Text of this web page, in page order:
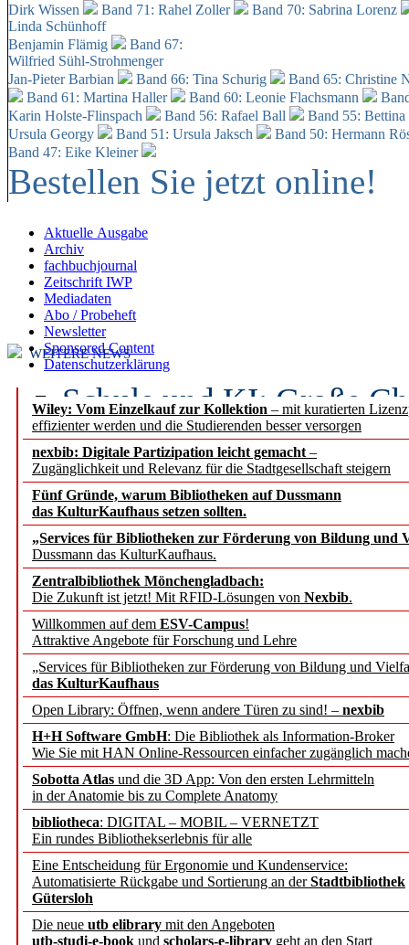
Dirk Wissen
Band 71: Rahel Zoller
Band 70: Sabrina Lorenz
Linda Schünhoff
Benjamin Flämig
Band 67:
Wilfried Sühl-Strohmenger
Jan-Pieter Barbian
Band 66: Tina Schurig
Band 65: Christine
Band 61: Martina Haller
Band 60: Leonie Flachsmann
Karin Holste-Flinspach
Band 56: Rafael Ball
Band 55:
Ursula Georgy
Band 51: Ursula Jaksch Band 50: Hermann
Band 47: Eike Kleiner
Bestellen Sie jetzt online!
Aktuelle Ausgabe
Archiv
fachbuchjournal
Zeitschrift IWP
Mediadaten
Abo / Probeheft
Newsletter
Sponsored Content
Datenschutzerklärung
Wiley: Vom Einzelkauf zur Kollektion – mit kuratierten
effizienter werden und die Studierenden besser versorgen
nexbib: Digitale Partizipation leicht gemacht –
Zugänglichkeit und Relevanz für die Stadtgesellschaft steigern
Fünf Gründe, warum Bibliotheken auf Dussmann
das KulturKaufhaus setzen sollten.
„Services für Bibliotheken zur Förderung von Bildung und
Dussmann das KulturKaufhaus.
Zentralbibliothek Mönchengladbach:
Die Zukunft ist jetzt! Mit RFID-Lösungen von Nexbib.
Willkommen auf dem ESV-Campus!
Attraktive Angebote für Forschung und Lehre
„Services für Bibliotheken zur Förderung von Bildung und
das KulturKaufhaus
Open Library: Öffnen, wenn andere Türen zu sind! – nexbib
H+H Software GmbH: Die Bibliothek als Information-Broker
Wie Sie mit HAN Online-Ressourcen einfacher zugänglich
Sobotta Atlas und die 3D App: Von den ersten Lehrmitteln
in der Anatomie bis zu Complete Anatomy
bibliotheca: DIGITAL – MOBIL – VERNETZT
Ein rundes Bibliothekserlebnis für alle
Eine Entscheidung für Ergonomie und Kundenservice:
Automatisierte Rückgabe und Sortierung an derStadtbibliothek
Gütersloh
Die neue utb elibrary mit den Angeboten
utb-studi-e-book und scholars-e-library geht an den Start
WEITERE NEWS
Schule und KI: Große
Voraussetzungen
Erfolgreiches erstes
Segment Research –
angepasst
konstruktiv!
Mohr Siebeck
und die Zeitschrift für
Francke Attempto
EBSCO Information
Recherchefunktionen in
Sorbisches Institut neu
Geschichte und